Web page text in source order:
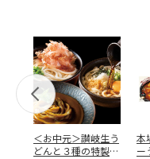
＜お中元＞讃岐生う
どんと３種の特製だ
本
ー